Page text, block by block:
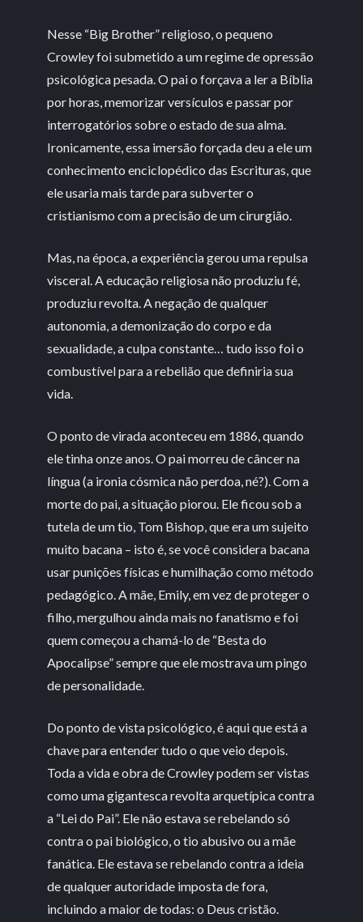
Nesse “Big Brother” religioso, o pequeno
Crowley foi submetido a um regime de opressão
psicológica pesada. O pai o forçava a ler a Bíblia
por horas, memorizar versículos e passar por
interrogatórios sobre o estado de sua alma.
Ironicamente, essa imersão forçada deu a ele um
conhecimento enciclopédico das Escrituras, que
ele usaria mais tarde para subverter o
cristianismo com a precisão de um cirurgião.
Mas, na época, a experiência gerou uma repulsa
visceral. A educação religiosa não produziu fé,
produziu revolta. A negação de qualquer
autonomia, a demonização do corpo e da
sexualidade, a culpa constante… tudo isso foi o
combustível para a rebelião que definiria sua
vida.
O ponto de virada aconteceu em 1886, quando
ele tinha onze anos. O pai morreu de câncer na
língua (a ironia cósmica não perdoa, né?). Com a
morte do pai, a situação piorou. Ele ficou sob a
tutela de um tio, Tom Bishop, que era um sujeito
muito bacana – isto é, se você considera bacana
usar punições físicas e humilhação como método
pedagógico. A mãe, Emily, em vez de proteger o
filho, mergulhou ainda mais no fanatismo e foi
quem começou a chamá-lo de “Besta do
Apocalipse” sempre que ele mostrava um pingo
de personalidade.
Do ponto de vista psicológico, é aqui que está a
chave para entender tudo o que veio depois.
Toda a vida e obra de Crowley podem ser vistas
como uma gigantesca revolta arquetípica contra
a “Lei do Pai”. Ele não estava se rebelando só
contra o pai biológico, o tio abusivo ou a mãe
fanática. Ele estava se rebelando contra a ideia
de qualquer autoridade imposta de fora,
incluindo a maior de todas: o Deus cristão.